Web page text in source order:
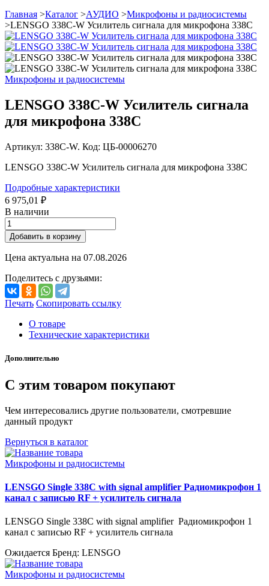
Главная >Каталог >АУДИО >Микрофоны и радиосистемы
>LENSGO 338C-W Усилитель сигнала для микрофона 338C
Микрофоны и радиосистемы
LENSGO 338C-W Усилитель сигнала
для микрофона 338C
Артикул: 338C-W. Код: ЦБ-00006270
LENSGO 338C-W Усилитель сигнала для микрофона 338C
Подробные характеристики
6 975,01 ₽
В наличии
Добавить в корзину
Цена актуальна на 07.08.2026
Поделитесь с друзьями:
Печать Скопировать ссылку
О товаре
Технические характеристики
Дополнительно
С этим товаром покупают
Чем интересовались другие пользователи, смотревшие
данный продукт
Вернуться в каталог
Микрофоны и радиосистемы
LENSGO Single 338C with signal amplifier Радиомикрофон 1
канал с записью RF + усилитель сигнала
LENSGO Single 338C with signal amplifier Радиомикрофон 1
канал с записью RF + усилитель сигнала
Ожидается Бренд: LENSGO
Микрофоны и радиосистемы